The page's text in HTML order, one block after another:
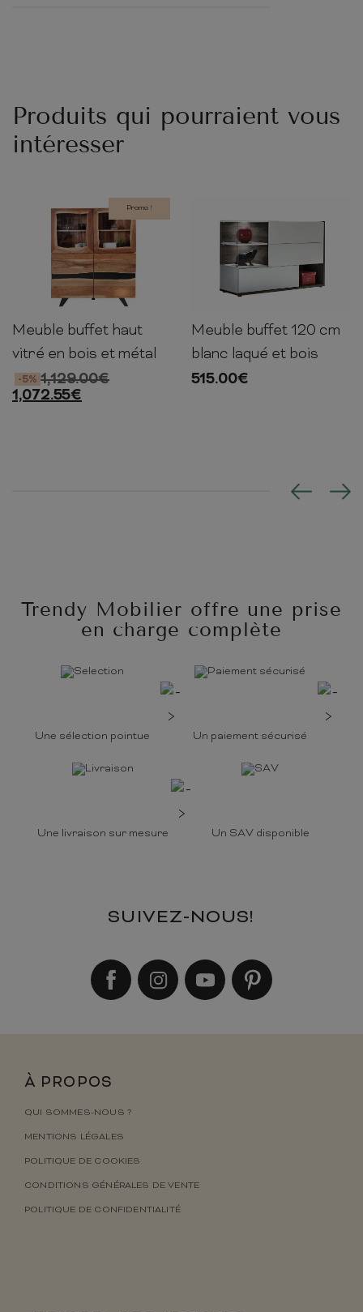
Produits qui pourraient vous
intéresser
Promo !
140cm 118cm 39cm
Meuble buffet haut
vitré en bois et métal
1,129.00€
-5%
1,072.55€
77cm 120cm 40cm
Meuble buffet 120 cm
blanc laqué et bois
515.00€
Trendy Mobilier offre une prise
en charge complète
Une sélection pointue Un paiement sécurisé
Une livraison sur mesure Un SAV disponible
SUIVEZ-NOUS!
À PROPOS
QUI SOMMES-NOUS ?
MENTIONS LÉGALES
POLITIQUE DE COOKIES
CONDITIONS GÉNÉRALES DE VENTE
POLITIQUE DE CONFIDENTIALITÉ